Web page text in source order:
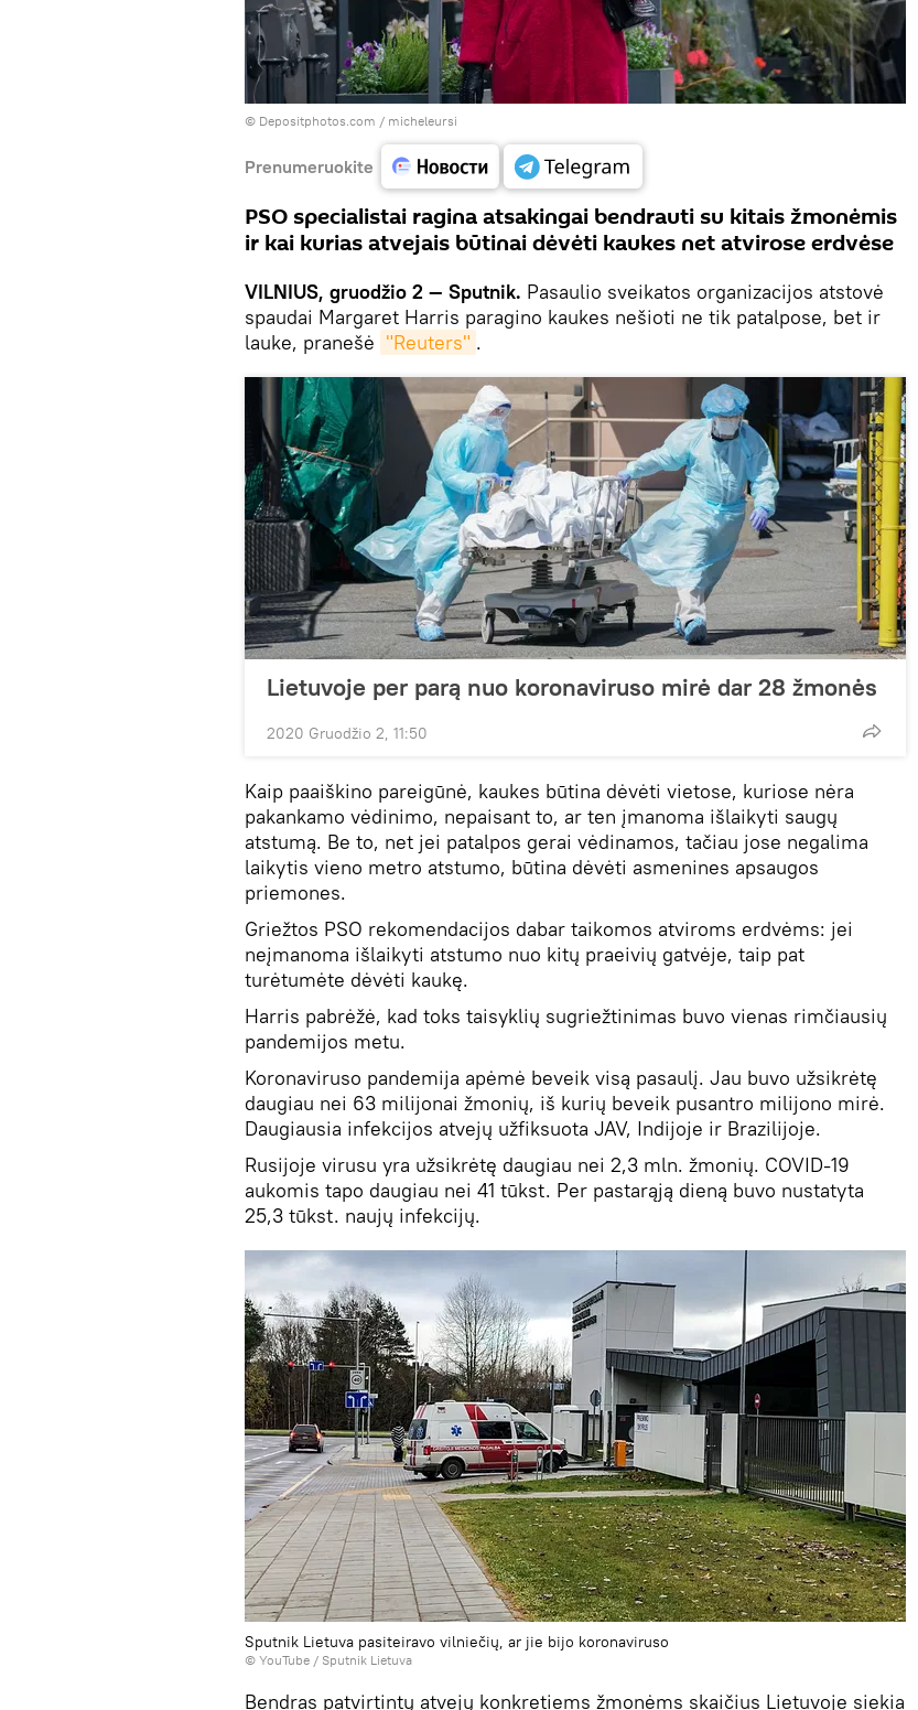
© Depositphotos.com / micheleursi
Prenumeruokite
PSO specialistai ragina atsakingai bendrauti su kitais žmonėmis
ir kai kurias atvejais būtinai dėvėti kaukes net atvirose erdvėse
VILNIUS, gruodžio 2 — Sputnik. Pasaulio sveikatos organizacijos atstovė
spaudai Margaret Harris paragino kaukes nešioti ne tik patalpose, bet ir
lauke, pranešė "Reuters" .
Lietuvoje per parą nuo koronaviruso mirė dar 28 žmonės
2020 Gruodžio 2, 11:50
Kaip paaiškino pareigūnė, kaukes būtina dėvėti vietose, kuriose nėra
pakankamo vėdinimo, nepaisant to, ar ten įmanoma išlaikyti saugų
atstumą. Be to, net jei patalpos gerai vėdinamos, tačiau jose negalima
laikytis vieno metro atstumo, būtina dėvėti asmenines apsaugos
priemones.
Griežtos PSO rekomendacijos dabar taikomos atviroms erdvėms: jei
neįmanoma išlaikyti atstumo nuo kitų praeivių gatvėje, taip pat
turėtumėte dėvėti kaukę.
Harris pabrėžė, kad toks taisyklių sugriežtinimas buvo vienas rimčiausių
pandemijos metu.
Koronaviruso pandemija apėmė beveik visą pasaulį. Jau buvo užsikrėtę
daugiau nei 63 milijonai žmonių, iš kurių beveik pusantro milijono mirė.
Daugiausia infekcijos atvejų užfiksuota JAV, Indijoje ir Brazilijoje.
Rusijoje virusu yra užsikrėtę daugiau nei 2,3 mln. žmonių. COVID-19
aukomis tapo daugiau nei 41 tūkst. Per pastarąją dieną buvo nustatyta
25,3 tūkst. naujų infekcijų.
Sputnik Lietuva pasiteiravo vilniečių, ar jie bijo koronaviruso
© YouTube / Sputnik Lietuva
Bendras patvirtintų atvejų konkretiems žmonėms skaičius Lietuvoje siekia